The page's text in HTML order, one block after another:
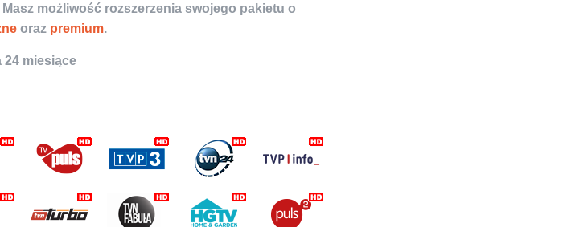
możliwość rozszerzenia swojego pakietu o
oraz premium.
24 miesiące